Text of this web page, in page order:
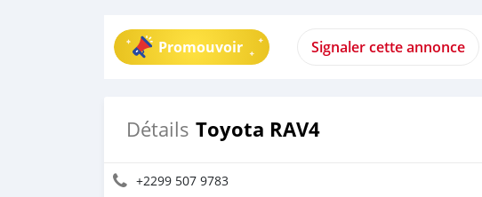
Promouvoir Signaler cette annonce
Détails Toyota RAV4
+2299 507 9783